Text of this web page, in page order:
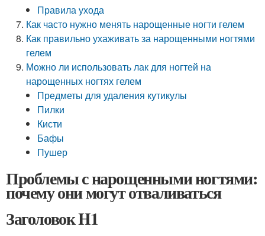
Правила ухода
Как часто нужно менять нарощенные ногти гелем
Как правильно ухаживать за нарощенными ногтями
гелем
Можно ли использовать лак для ногтей на
нарощенных ногтях гелем
Предметы для удаления кутикулы
Пилки
Кисти
Бафы
Пушер
Проблемы с нарощенными ногтями:
почему они могут отваливаться
Заголовок H1